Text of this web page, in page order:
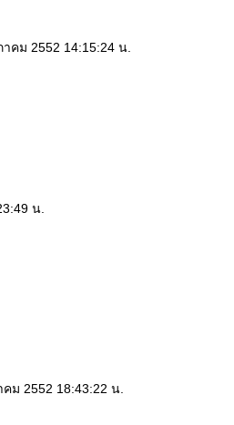
คม 2552 14:15:24 น.
น.
ม 2552 18:43:22 น.